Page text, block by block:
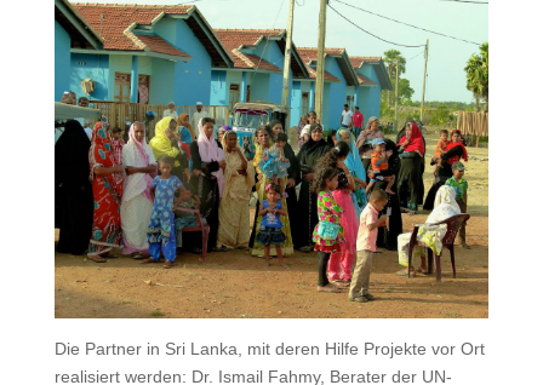
Die Partner in Sri Lanka, mit deren Hilfe Projekte vor Ort
realisiert werden: Dr. Ismail Fahmy, Berater der UN-